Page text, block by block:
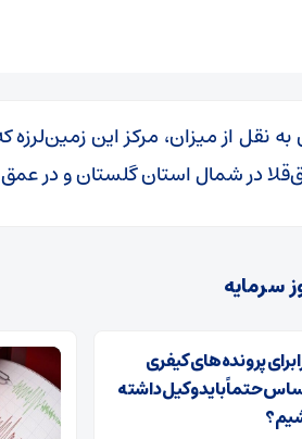
استان گلستان و در عمق ۲۴ کیلومتری زمین بود.
سرمایه
برای پرونده‌های کیفری
حتماً باید وکیل داشته